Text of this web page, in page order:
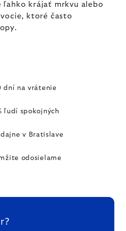
krájať mrkvu alebo
ktoré často
dní na vrátenie
ľudí spokojných
v Bratislave
odosielame